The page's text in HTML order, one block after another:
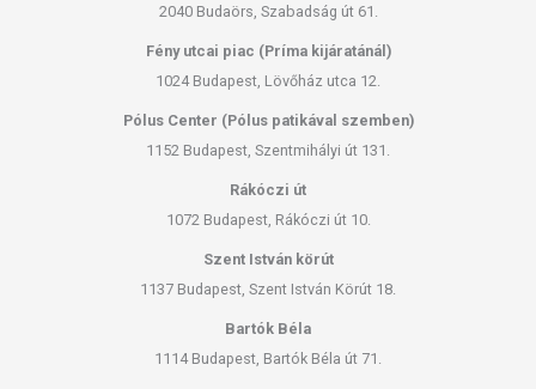
2040 Budaörs, Szabadság út 61.
Fény utcai piac (Príma kijáratánál)
1024 Budapest, Lövőház utca 12.
Pólus Center (Pólus patikával szemben)
1152 Budapest, Szentmihályi út 131.
Rákóczi út
1072 Budapest, Rákóczi út 10.
Szent István körút
1137 Budapest, Szent István Körút 18.
Bartók Béla
1114 Budapest, Bartók Béla út 71.